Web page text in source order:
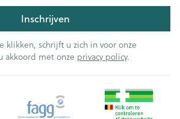
Inschrijven
klikken, schrijft u zich in voor onze
akkoord met onze privacy policy.